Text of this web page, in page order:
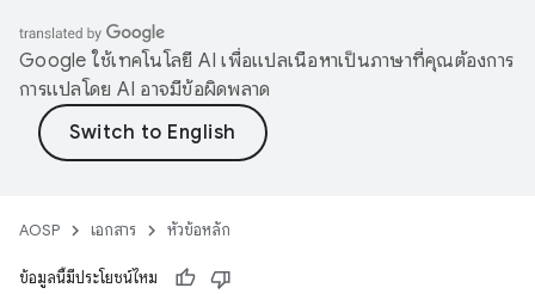
Google ใช้เทคโนโลยี AI เพื่อแปลเนื้อหาเป็นภาษาที่คุณต้องการ
การแปลโดย AI อาจมีข้อผิดพลาด
AOSP เอกสาร หัวข้อหลัก
ข้อมูลนี้มีประโยชน์ไหม